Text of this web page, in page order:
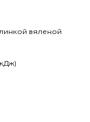
вяленой